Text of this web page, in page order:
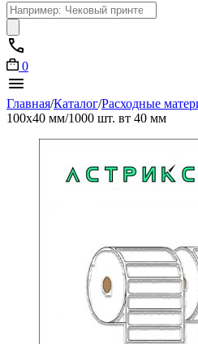
Поиск
товаров
0
Главная/Каталог/Расходные
100х40 мм/1000 шт. вт 40 мм